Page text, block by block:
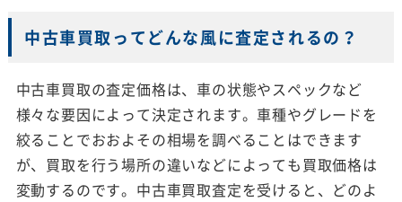
中古車買取ってどんな風に査定されるの？
中古車買取の査定価格は、車の状態やスペックなど
様々な要因によって決定されます。車種やグレードを
絞ることでおおよその相場を調べることはできます
が、買取を行う場所の違いなどによっても買取価格は
変動するのです。中古車買取査定を受けると、どのよ